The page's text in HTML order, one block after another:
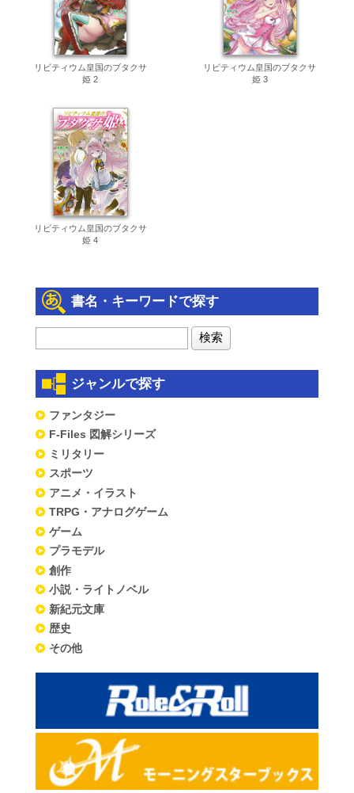
リビティウム皇国のブタクサ
姫 2
リビティウム皇国のブタクサ
姫 3
リビティウム皇国のブタクサ
姫 4
書名・キーワードで探す
ジャンルで探す
ファンタジー
F-Files 図解シリーズ
ミリタリー
スポーツ
アニメ・イラスト
TRPG・アナログゲーム
ゲーム
プラモデル
創作
小説・ライトノベル
新紀元文庫
歴史
その他